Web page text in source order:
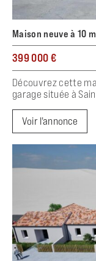
Maison neuve à 10
399 000 €
Découvrez cette
garage située à
Voir l'annonce